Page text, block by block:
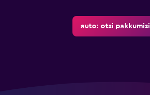
auto: otsi pakkumisi